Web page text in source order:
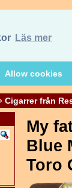
Läs mer
Allow cookies
Cigarrer från
My
Blue
Toro